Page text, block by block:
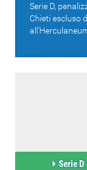
Serie D,
Chieti escluso
Serie D